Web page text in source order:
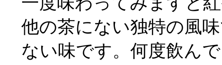
他の茶にない独特の風
ない味です。何度飲ん